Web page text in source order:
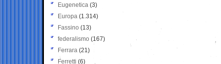
Eugenetica (3)
Europa (1.314)
Fassino (13)
federalismo (167)
Ferrara (21)
Ferretti (6)